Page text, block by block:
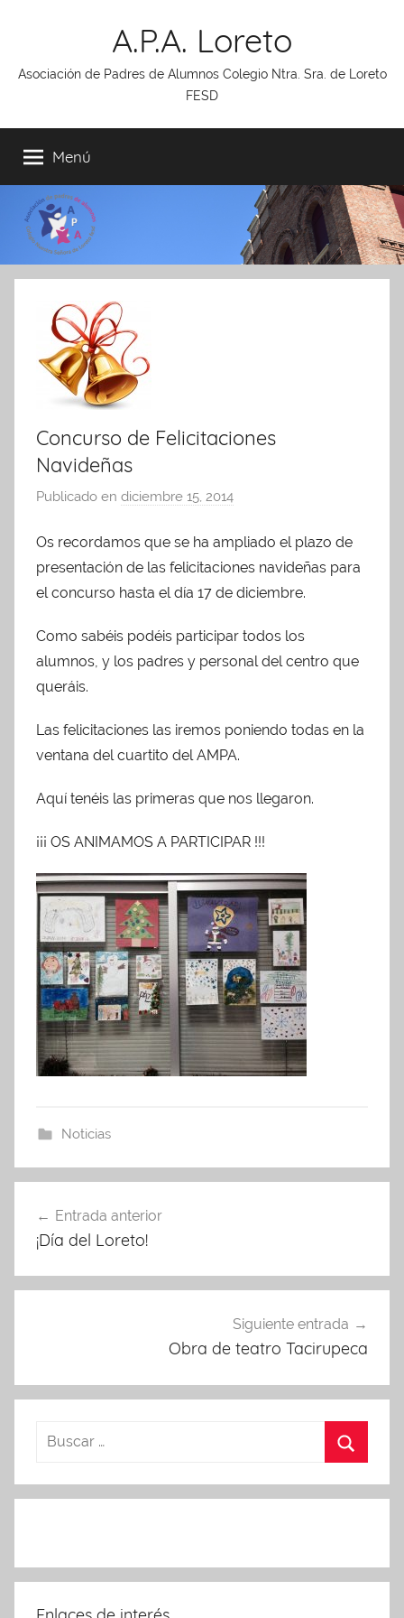
A.P.A. Loreto
Asociación de Padres de Alumnos Colegio Ntra. Sra. de Loreto
FESD
Menú
Concurso de Felicitaciones
Navideñas
Publicado en diciembre 15, 2014
r
A
d
i
n
A
Os recordamos que se ha ampliado el plazo de
presentación de las felicitaciones navideñas para
el concurso hasta el día 17 de diciembre.
Como sabéis podéis participar todos los
alumnos, y los padres y personal del centro que
queráis.
Las felicitaciones las iremos poniendo todas en la
ventana del cuartito del AMPA.
Aquí tenéis las primeras que nos llegaron.
¡¡¡ OS ANIMAMOS A PARTICIPAR !!!
Noticias
de
Entrada anterior
¡Día del Loreto!
Siguiente entrada
Obra de teatro Tacirupeca